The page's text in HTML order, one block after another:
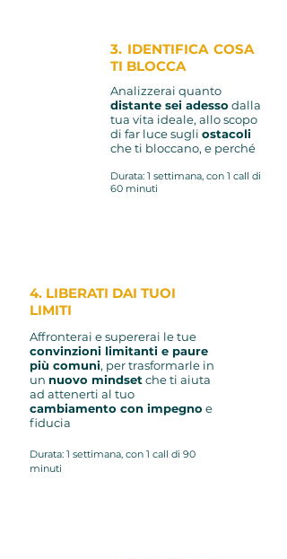
3. IDENTIFICA COSA
TI BLOCCA
Analizzerai quanto
distante sei adesso dalla
tua vita ideale, allo scopo
di far luce sugli ostacoli
che ti bloccano, e perché
Durata: 1 settimana, con 1 call di
60 minuti
Affronterai esupererai le tue
convinzioni limitanti e paure
più comuni, per trasformarle in
un nuovo mindset che ti aiuta
ad attenerti al tuo
cambiamento con impegno e
fiducia
Durata: 1 settimana, con 1 call di 90
minuti
4. LIBERATI DAI TUOI
LIMITI